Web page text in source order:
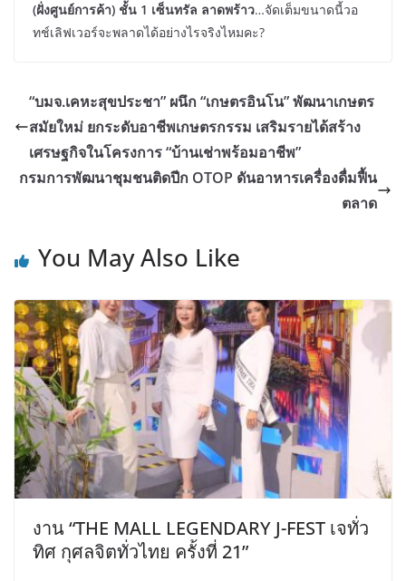
(ฝั่งศูนย์การค้า) ชั้น 1 เซ็นทรัล ลาดพร้าว…จัดเต็มขนาดนี้วอ
ทช์เลิฟเวอร์จะพลาดได้อย่างไรจริงไหมคะ?
“บมจ.เคหะสุขประชา” ผนึก “เกษตรอินโน” พัฒนาเกษตร
สมัยใหม่ ยกระดับอาชีพเกษตรกรรม เสริมรายได้สร้าง
เศรษฐกิจในโครงการ “บ้านเช่าพร้อมอาชีพ”
กรมการพัฒนาชุมชนติดปีก OTOP ดันอาหารเครื่องดื่มฟื้น
ตลาด
You May Also Like
งาน “THE MALL LEGENDARY J-FEST เจทั่ว
ทิศ กุศลจิตทั่วไทย ครั้งที่ 21”